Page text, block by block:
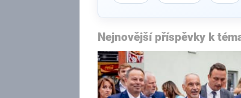
Nejnovější příspěvky k